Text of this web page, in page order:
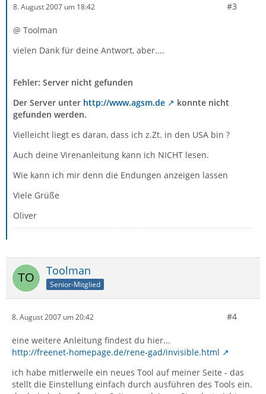
8. August 2007 um 18:42 #3
@ Toolman
vielen Dank für deine Antwort, aber....
Fehler: Server nicht gefunden
Der Server unter http://www.agsm.de
konnte nicht
gefunden werden.
Vielleicht liegt es daran, dass ich z.Zt. in den USA bin ?
Auch deine Virenanleitung kann ich NICHT lesen.
Wie kann ich mir denn die Endungen anzeigen lassen
Viele Grüße
Oliver
Toolman
Senior-Mitglied
8. August 2007 um 20:42 #4
eine weitere Anleitung findest du hier...
http://freenet-homepage.de/rene-gad/invisible.html
ich habe mitlerweile ein neues Tool auf meiner Seite - das
stellt die Einstellung einfach durch ausführen des Tools ein.